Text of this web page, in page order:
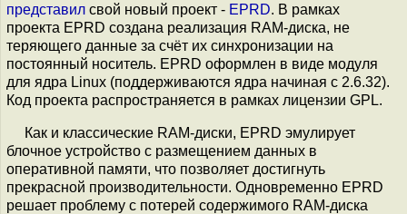
представил свой новый проект - EPRD. В рамках
проекта EPRD создана реализация RAM-диска, не
теряющего данные за счёт их синхронизации на
постоянный носитель. EPRD оформлен в виде модуля
для ядра Linux (поддерживаются ядра начиная с 2.6.32).
Код проекта распространяется в рамках лицензии GPL.
Как и классические RAM-диски, EPRD эмулирует
блочное устройство с размещением данных в
оперативной памяти, что позволяет достигнуть
прекрасной производительности. Одновременно EPRD
решает проблему с потерей содержимого RAM-диска